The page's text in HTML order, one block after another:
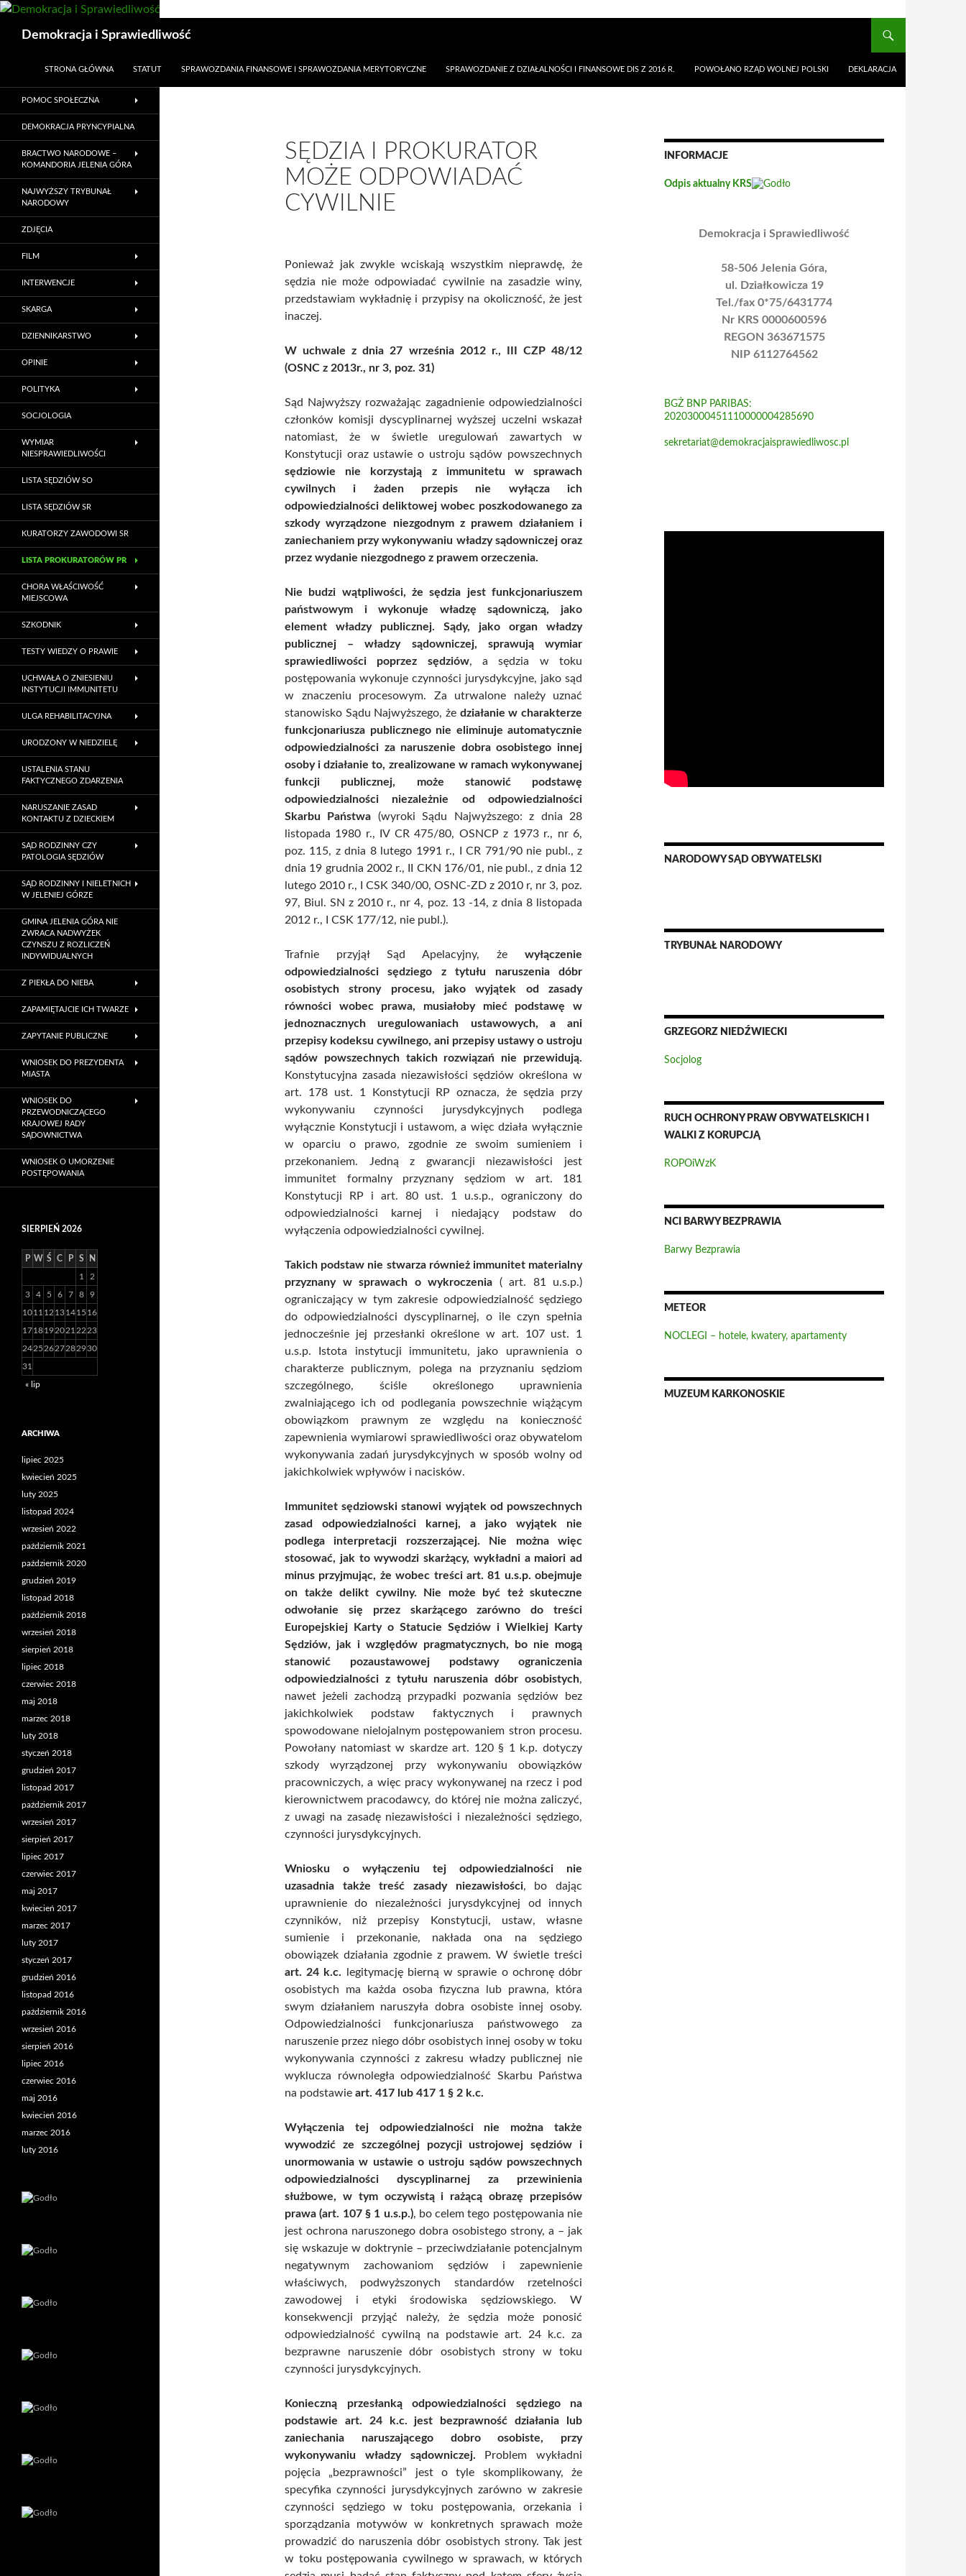
Przejdź
treści
Demokracja i Sprawiedliwość
STRONA GŁÓWNA STATUT SPRAWOZDANIA FINANSOWE I SPRAWOZDANIA MERYTORYCZNE SPRAWOZDANIE Z DZIAŁALNOŚCI I FINANSOWE DIS Z 2016 R. POWOŁANO RZĄD WOLNEJ POLSKI DEKLARACJA
SĘDZIA I PROKURATOR
MOŻE ODPOWIADAĆ
CYWILNIE
Ponieważ jak zwykle wciskają wszystkim nieprawdę, że
sędzia nie może odpowiadać cywilnie na zasadzie winy,
przedstawiam wykładnię i przypisy na okoliczność, że jest
inaczej.
W uchwale z dnia 27 września 2012 r., III CZP 48/12
(OSNC z 2013r., nr 3, poz. 31)
Sąd Najwyższy rozważając zagadnienie odpowiedzialności
członków komisji dyscyplinarnej wyższej uczelni wskazał
natomiast, że w świetle uregulowań zawartych w
Konstytucji oraz ustawie o ustroju sądów powszechnych
sędziowie nie korzystają z immunitetu w sprawach
cywilnych i żaden przepis nie wyłącza ich
odpowiedzialności deliktowej wobec poszkodowanego za
szkody wyrządzone niezgodnym z prawem działaniem i
zaniechaniem przy wykonywaniu władzy sądowniczej oraz
przez wydanie niezgodnego z prawem orzeczenia.
Nie budzi wątpliwości, że sędzia jest funkcjonariuszem
państwowym i wykonuje władzę sądowniczą, jako
element władzy publicznej. Sądy, jako organ władzy
publicznej – władzy sądowniczej, sprawują wymiar
sprawiedliwości poprzez sędziów, a sędzia w toku
postępowania wykonuje czynności jurysdykcyjne, jako sąd
w znaczeniu procesowym. Za utrwalone należy uznać
stanowisko Sądu Najwyższego, że działanie w charakterze
funkcjonariusza publicznego nie eliminuje automatycznie
odpowiedzialności za naruszenie dobra osobistego innej
osoby i działanie to, zrealizowane w ramach wykonywanej
funkcji publicznej, może stanowić podstawę
odpowiedzialności niezależnie od odpowiedzialności
Skarbu Państwa (wyroki Sądu Najwyższego: z dnia 28
listopada 1980 r., IV CR 475/80, OSNCP z 1973 r., nr 6,
poz. 115, z dnia 8 lutego 1991 r., I CR 791/90 nie publ., z
dnia 19 grudnia 2002 r., II CKN 176/01, nie publ., z dnia 12
lutego 2010 r., I CSK 340/00, OSNC-ZD z 2010 r, nr 3, poz.
97, Biul. SN z 2010 r., nr 4, poz. 13 -14, z dnia 8 listopada
2012 r., I CSK 177/12, nie publ.).
Trafnie przyjął Sąd Apelacyjny, że wyłączenie
odpowiedzialności sędziego z tytułu naruszenia dóbr
osobistych strony procesu, jako wyjątek od zasady
równości wobec prawa, musiałoby mieć podstawę w
jednoznacznych uregulowaniach ustawowych, a ani
przepisy kodeksu cywilnego, ani przepisy ustawy o ustroju
sądów powszechnych takich rozwiązań nie przewidują.
Konstytucyjna zasada niezawisłości sędziów określona w
art. 178 ust. 1 Konstytucji RP oznacza, że sędzia przy
wykonywaniu czynności jurysdykcyjnych podlega
wyłącznie Konstytucji i ustawom, a więc działa wyłącznie
w oparciu o prawo, zgodnie ze swoim sumieniem i
przekonaniem. Jedną z gwarancji niezawisłości jest
immunitet formalny przyznany sędziom w art. 181
Konstytucji RP i art. 80 ust. 1 u.s.p., ograniczony do
odpowiedzialności karnej i niedający podstaw do
wyłączenia odpowiedzialności cywilnej.
Takich podstaw nie stwarza również immunitet materialny
przyznany w sprawach o wykroczenia ( art. 81 u.s.p.)
ograniczający w tym zakresie odpowiedzialność sędziego
do odpowiedzialności dyscyplinarnej, o ile czyn spełnia
jednocześnie jej przesłanki określone w art. 107 ust. 1
u.s.p. Istota instytucji immunitetu, jako uprawnienia o
charakterze publicznym, polega na przyznaniu sędziom
szczególnego, ściśle określonego uprawnienia
zwalniającego ich od podlegania powszechnie wiążącym
obowiązkom prawnym ze względu na konieczność
zapewnienia wymiarowi sprawiedliwości oraz obywatelom
wykonywania zadań jurysdykcyjnych w sposób wolny od
jakichkolwiek wpływów i nacisków.
Immunitet sędziowski stanowi wyjątek od powszechnych
zasad odpowiedzialności karnej, a jako wyjątek nie
podlega interpretacji rozszerzającej. Nie można więc
stosować, jak to wywodzi skarżący, wykładni a maiori ad
minus przyjmując, że wobec treści art. 81 u.s.p. obejmuje
on także delikt cywilny. Nie może być też skuteczne
odwołanie się przez skarżącego zarówno do treści
Europejskiej Karty o Statucie Sędziów i Wielkiej Karty
Sędziów, jak i względów pragmatycznych, bo nie mogą
stanowić pozaustawowej podstawy ograniczenia
odpowiedzialności z tytułu naruszenia dóbr osobistych,
nawet jeżeli zachodzą przypadki pozwania sędziów bez
jakichkolwiek podstaw faktycznych i prawnych
spowodowane nielojalnym postępowaniem stron procesu.
Powołany natomiast w skardze art. 120 § 1 k.p. dotyczy
szkody wyrządzonej przy wykonywaniu obowiązków
pracowniczych, a więc pracy wykonywanej na rzecz i pod
kierownictwem pracodawcy, do której nie można zaliczyć,
z uwagi na zasadę niezawisłości i niezależności sędziego,
czynności jurysdykcyjnych.
Wniosku o wyłączeniu tej odpowiedzialności nie
uzasadnia także treść zasady niezawisłości, bo dając
uprawnienie do niezależności jurysdykcyjnej od innych
czynników, niż przepisy Konstytucji, ustaw, własne
sumienie i przekonanie, nakłada ona na sędziego
obowiązek działania zgodnie z prawem. W świetle treści
art. 24 k.c.
legitymację bierną w sprawie o ochronę dóbr
osobistych ma każda osoba fizyczna lub prawna, która
swym działaniem naruszyła dobra osobiste innej osoby.
Odpowiedzialności funkcjonariusza państwowego za
naruszenie przez niego dóbr osobistych innej osoby w toku
wykonywania czynności z zakresu władzy publicznej nie
wyklucza równoległa odpowiedzialność Skarbu Państwa
na podstawie art. 417 lub 417 1 § 2 k.c.
Wyłączenia tej odpowiedzialności nie można także
wywodzić ze szczególnej pozycji ustrojowej sędziów i
unormowania w ustawie o ustroju sądów powszechnych
odpowiedzialności dyscyplinarnej za przewinienia
służbowe, w tym oczywistą i rażącą obrazę przepisów
prawa (art. 107 § 1 u.s.p.), bo celem tego postępowania nie
jest ochrona naruszonego dobra osobistego strony, a – jak
się wskazuje w doktrynie – przeciwdziałanie potencjalnym
negatywnym zachowaniom sędziów i zapewnienie
właściwych, podwyższonych standardów rzetelności
zawodowej i etyki środowiska sędziowskiego. W
konsekwencji przyjąć należy, że sędzia może ponosić
odpowiedzialność cywilną na podstawie art. 24 k.c. za
bezprawne naruszenie dóbr osobistych strony w toku
czynności jurysdykcyjnych.
Konieczną przesłanką odpowiedzialności sędziego na
podstawie art. 24 k.c. jest bezprawność działania lub
zaniechania naruszającego dobro osobiste, przy
wykonywaniu władzy sądowniczej. Problem wykładni
pojęcia „bezprawności” jest o tyle skomplikowany, że
specyfika czynności jurysdykcyjnych zarówno w zakresie
czynności sędziego w toku postępowania, orzekania i
sporządzania motywów w konkretnych sprawach może
prowadzić do naruszenia dóbr osobistych strony. Tak jest
w toku postępowania cywilnego w sprawach, w których
INFORMACJE
Odpis aktualny KRS
Demokracja i Sprawiedliwość
58-506 Jelenia Góra,
ul. Działkowicza 19
Tel./fax 0*75/6431774
Nr KRS 0000600596
REGON 363671575
NIP 6112764562
BGŻ BNP PARIBAS:
20203000451110000004285690
sekretariat@demokracjaisprawiedliwosc.pl
NARODOWY SĄD OBYWATELSKI
TRYBUNAŁ NARODOWY
GRZEGORZ NIEDŹWIECKI
Socjolog
RUCH OCHRONY PRAW OBYWATELSKICH I
WALKI Z KORUPCJĄ
ROPOiWzK
NCI BARWY BEZPRAWIA
Barwy Bezprawia
METEOR
NOCLEGI – hotele, kwatery, apartamenty
MUZEUM KARKONOSKIE
POMOC SPOŁECZNA
DEMOKRACJA PRYNCYPIALNA
BRACTWO NARODOWE –
KOMANDORIA JELENIA GÓRA
NAJWYŻSZY TRYBUNAŁ
NARODOWY
ZDJĘCIA
FILM
INTERWENCJE
SKARGA
DZIENNIKARSTWO
OPINIE
POLITYKA
SOCJOLOGIA
WYMIAR
NIESPRAWIEDLIWOŚCI
LISTA SĘDZIÓW SO
LISTA SĘDZIÓW SR
KURATORZY ZAWODOWI SR
LISTA PROKURATORÓW PR
CHORA WŁAŚCIWOŚĆ
MIEJSCOWA
SZKODNIK
TESTY WIEDZY O PRAWIE
UCHWAŁA O ZNIESIENIU
INSTYTUCJI IMMUNITETU
ULGA REHABILITACYJNA
URODZONY W NIEDZIELĘ
USTALENIA STANU
FAKTYCZNEGO ZDARZENIA
NARUSZANIE ZASAD
KONTAKTU Z DZIECKIEM
SĄD RODZINNY CZY
PATOLOGIA SĘDZIÓW
SĄD RODZINNY I NIELETNICH
W JELENIEJ GÓRZE
GMINA JELENIA GÓRA NIE
ZWRACA NADWYŻEK
CZYNSZU Z ROZLICZEŃ
INDYWIDUALNYCH
Z PIEKŁA DO NIEBA
ZAPAMIĘTAJCIE ICH TWARZE
ZAPYTANIE PUBLICZNE
WNIOSEK DO PREZYDENTA
MIASTA
WNIOSEK DO
PRZEWODNICZĄCEGO
KRAJOWEJ RADY
SĄDOWNICTWA
WNIOSEK O UMORZENIE
POSTĘPOWANIA
SIERPIEŃ 2026
P W Ś C P S N
1 2
3 4 5 6 7 8 9
1011 12 131415 16
1718192021 22 23
2425 2627282930
31
« lip
ARCHIWA
lipiec 2025
kwiecień 2025
luty 2025
listopad 2024
wrzesień 2022
październik 2021
październik 2020
grudzień 2019
listopad 2018
październik 2018
wrzesień 2018
sierpień 2018
lipiec 2018
czerwiec 2018
maj 2018
marzec 2018
luty 2018
styczeń 2018
grudzień 2017
listopad 2017
październik 2017
wrzesień 2017
sierpień 2017
lipiec 2017
czerwiec 2017
maj 2017
kwiecień 2017
marzec 2017
luty 2017
styczeń 2017
grudzień 2016
listopad 2016
październik 2016
wrzesień 2016
sierpień 2016
lipiec 2016
czerwiec 2016
maj 2016
kwiecień 2016
marzec 2016
luty 2016